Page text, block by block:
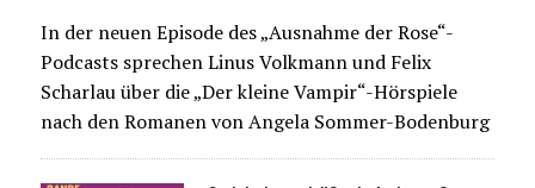
In der neuen Episode des „Ausnahme der Rose“-
Podcasts sprechen Linus Volkmann und Felix
Scharlau über die „Der kleine Vampir“-Hörspiele
nach den Romanen von Angela Sommer-Bodenburg